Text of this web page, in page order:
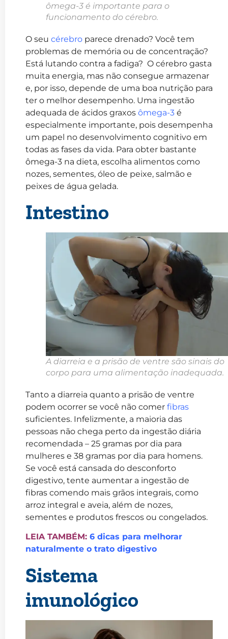
ômega-3 é importante para o
funcionamento do cérebro.
O seu cérebro parece drenado? Você tem
problemas de memória ou de concentração?
Está lutando contra a fadiga? O cérebro gasta
muita energia, mas não consegue armazenar
e, por isso, depende de uma boa nutrição para
ter o melhor desempenho. Uma ingestão
adequada de ácidos graxos ômega-3 é
especialmente importante, pois desempenha
um papel no desenvolvimento cognitivo em
todas as fases da vida. Para obter bastante
ômega-3 na dieta, escolha alimentos como
nozes, sementes, óleo de peixe, salmão e
peixes de água gelada.
Intestino
A diarreia e a prisão de ventre são sinais do
corpo para uma alimentação inadequada.
Tanto a diarreia quanto a prisão de ventre
podem ocorrer se você não comer fibras
suficientes. Infelizmente, a maioria das
pessoas não chega perto da ingestão diária
recomendada – 25 gramas por dia para
mulheres e 38 gramas por dia para homens.
Se você está cansada do desconforto
digestivo, tente aumentar a ingestão de
fibras comendo mais grãos integrais, como
arroz integral e aveia, além de nozes,
sementes e produtos frescos ou congelados.
LEIA TAMBÉM: 6 dicas para melhorar
naturalmente o trato digestivo
Sistema
imunológico